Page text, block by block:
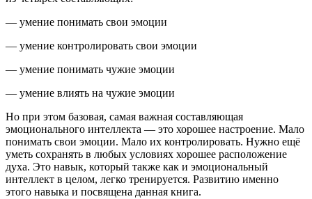
— умение понимать свои эмоции
— умение контролировать свои эмоции
— умение понимать чужие эмоции
— умение влиять на чужие эмоции
Но при этом базовая, самая важная составляющая
эмоционального интеллекта — это хорошее настроение. Мало
понимать свои эмоции. Мало их контролировать. Нужно ещё
уметь сохранять в любых условиях хорошее расположение
духа. Это навык, который также как и эмоциональный
интеллект в целом, легко тренируется. Развитию именно
этого навыка и посвящена данная книга.